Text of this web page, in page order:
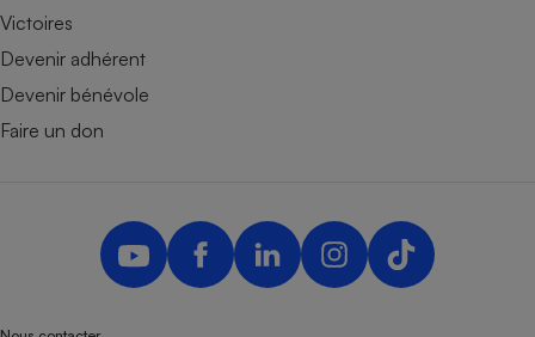
Victoires
Devenir adhérent
Devenir bénévole
Faire un don